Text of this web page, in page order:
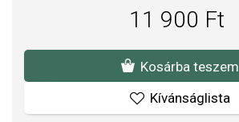
11 900 Ft
Kosárba teszem
Kívánságlista